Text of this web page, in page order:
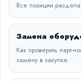
Все позиции
Замена
Как проверить парт-
замену в закупке.